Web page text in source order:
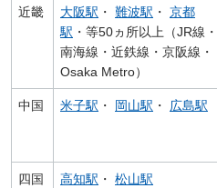
近畿 大阪駅 ・ 難波駅 ・ 京都
駅 ・等50ヵ所以上（JR線・
南海線・近鉄線・京阪線・
Osaka Metro）
中国 米子駅 ・ 岡山駅 ・ 広島駅
四国 高知駅 ・ 松山駅